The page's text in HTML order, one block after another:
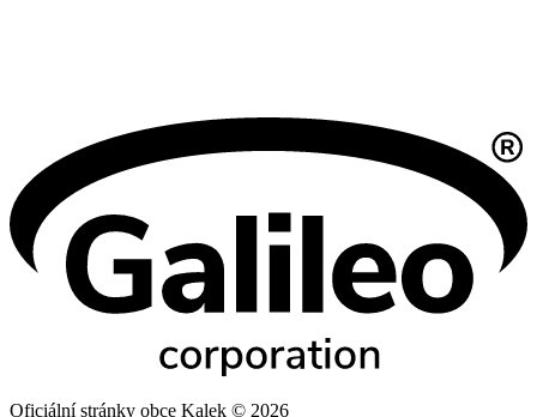
Oficiální stránky obce Kalek © 2026